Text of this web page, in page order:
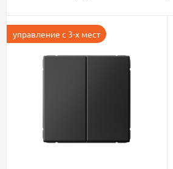
управление с 3-х мест